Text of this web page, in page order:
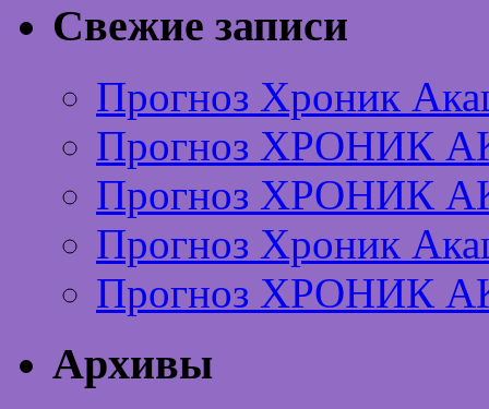
Свежие записи
Прогноз Хроник
Прогноз ХРОНИК
Прогноз ХРОНИК
Прогноз Хроник
Прогноз ХРОНИК
Архивы